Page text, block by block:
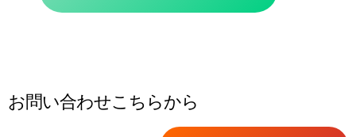
本科2ヶ月コース
お問い合わせこちらから